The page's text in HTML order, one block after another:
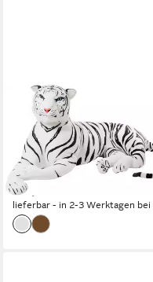
BRUBAKER
Kuscheltier XXL Riesiger
Tiger 150 cm liegend (1-St.,
König des Dschungels),
Stofftier Plüschtier
149,99 €
lieferbar - in 2-3 Werktagen bei